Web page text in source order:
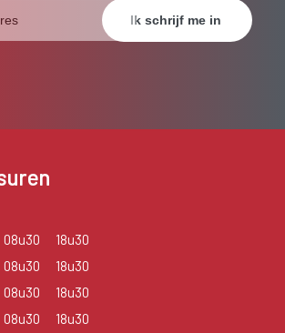
08u30
18u30
08u30
18u30
08u30
18u30
08u30
18u30